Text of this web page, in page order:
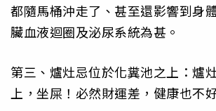
都隨馬桶沖走了、甚至還影響到身
臟血液迴圈及泌尿系統為甚。
第三、爐灶忌位於化糞池之上：爐
上，坐屎！必然財運差，健康也不